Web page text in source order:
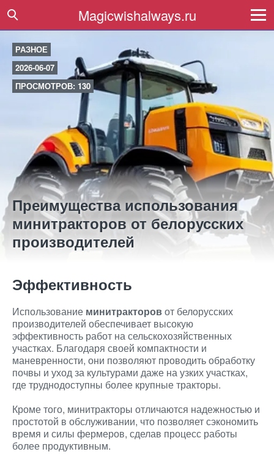
Magicwishalways.ru
РАЗНОЕ
2026-06-07
ПРОСМОТРОВ: 130
Преимущества использования
минитракторов от белорусских
производителей
Эффективность
Использование минитракторовот белорусских
производителей обеспечивает высокую
эффективность работ на сельскохозяйственных
участках. Благодаря своей компактности и
маневренности, они позволяют проводить обработку
почвы и уход за культурами даже на узких участках,
где труднодоступны более крупные тракторы.
Кроме того, минитракторы отличаются надежностью и
простотой в обслуживании, что позволяет сэкономить
время и силы фермеров, сделав процесс работы
более продуктивным.